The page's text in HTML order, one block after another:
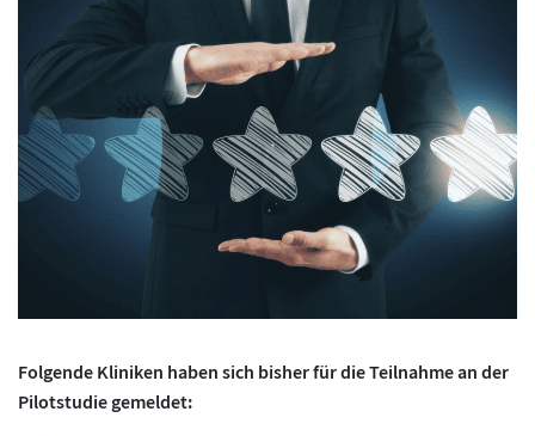
Folgende Kliniken haben sich bisher für die Teilnahme an der
Pilotstudie gemeldet: